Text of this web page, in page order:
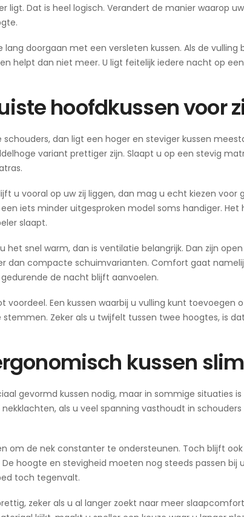
ligt. Dat is heel logisch. Verandert de manier waarop
doorgaan met een versleten kussen. Als de vulling
helpt dan niet meer. U ligt feitelijk iedere nacht op
hoofdkussen voor
dan ligt een hoger en steviger kussen
variant prettiger zijn. Slaapt u op een stevig
u vooral op uw zij liggen, dan mag u echt kiezen
iets minder uitgesproken model soms handiger.
slaapt.
het snel warm, dan is ventilatie belangrijk. Dan zijn
dan compacte schuimvarianten. Comfort gaat
de nacht blijft aanvoelen.
voordeel. Een kussen waarbij u vulling kunt toevoegen
Zeker als u twijfelt tussen twee hoogtes, is
kussen
gevormd kussen nodig, maar in sommige situaties
als u veel spanning vasthoudt in
om de nek constanter te ondersteunen. Toch blijft
hoogte en stevigheid moeten nog steeds passen bij
toch tegenvalt.
zeker als u al langer zoekt naar meer